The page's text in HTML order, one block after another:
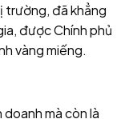
trường, đã khẳng
được Chính phủ
vàng miếng.
mà còn là